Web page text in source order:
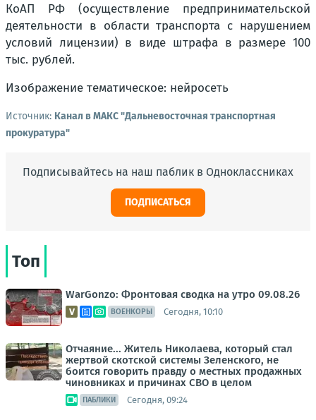
КоАП РФ (осуществление предпринимательской
деятельности в области транспорта с нарушением
условий лицензии) в виде штрафа в размере 100
тыс. рублей.
Изображение тематическое: нейросеть
Источник: Канал в МАКС "Дальневосточная транспортная
прокуратура"
Подписывайтесь на наш паблик в Одноклассниках
ПОДПИСАТЬСЯ
Топ
WarGonzo: Фронтовая сводка на утро 09.08.26
ВОЕНКОРЫ Сегодня, 10:10
Отчаяние... Житель Николаева, который стал
жертвой скотской системы Зеленского, не
боится говорить правду о местных продажных
чиновниках и причинах СВО в целом
ПАБЛИКИ Сегодня, 09:24